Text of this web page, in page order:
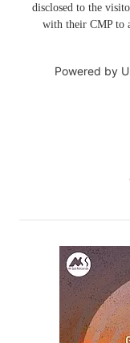
disclosed to the
with their CMP to
Powered by